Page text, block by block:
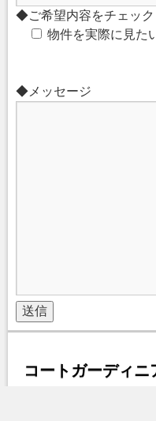
◆ご希望内容をチェック
物件を実際に見た
◆メッセージ
コートガーディニ